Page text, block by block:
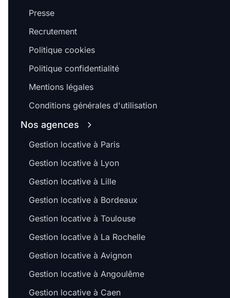
Presse
Recrutement
Politique cookies
Politique confidentialité
Mentions légales
Conditions générales d'utilisation
Nos agences
Gestion locative à Paris
Gestion locative à Lyon
Gestion locative à Lille
Gestion locative à Bordeaux
Gestion locative à Toulouse
Gestion locative à La Rochelle
Gestion locative à Avignon
Gestion locative à Angoulême
Gestion locative à Caen